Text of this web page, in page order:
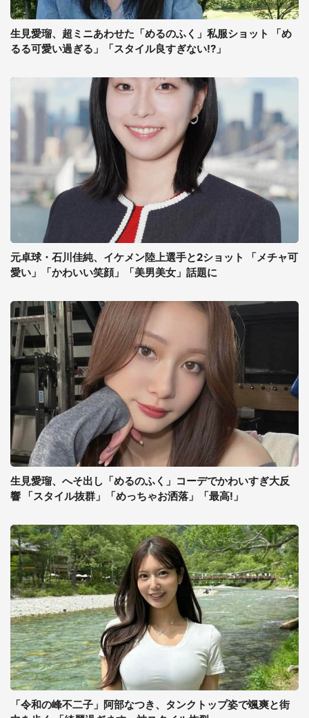
生見愛瑠、超ミニあわせた「めるのふく」私服ショット 「め
るる可愛い過ぎる」「スタイル良すぎない!?」
元卓球・石川佳純、イケメン陸上選手と2ショット 「メチャ可
愛い」「かわいい笑顔」「美男美女」話題に
生見愛瑠、へそ出し「めるのふく」コーデでかわいすぎ大反
響 「スタイル抜群」「めっちゃお洒落」「最高!」
「令和の峰不二子」阿部なつき、タンクトップ姿で颯爽と街